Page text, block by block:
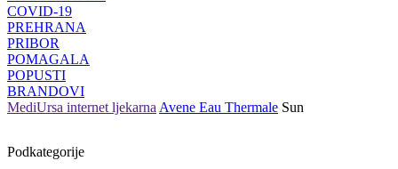
COVID-19
PREHRANA
PRIBOR
POMAGALA
POPUSTI
BRANDOVI
MediUrsa internet ljekarna Avene Eau Thermale Sun
Podkategorije